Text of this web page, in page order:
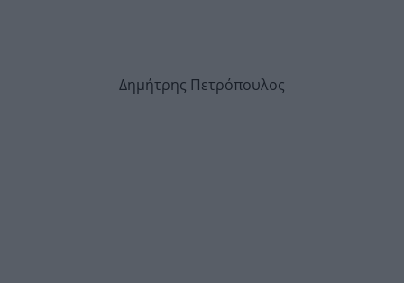
Δημήτρης Πετρόπουλος